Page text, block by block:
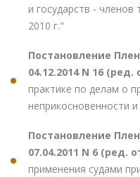
и государств -
2010 г."
Постановление
04.12.2014 N 16 (ред.
практике по делам о
неприкосновенности
Постановление
07.04.2011 N 6 (ред.
применения судами